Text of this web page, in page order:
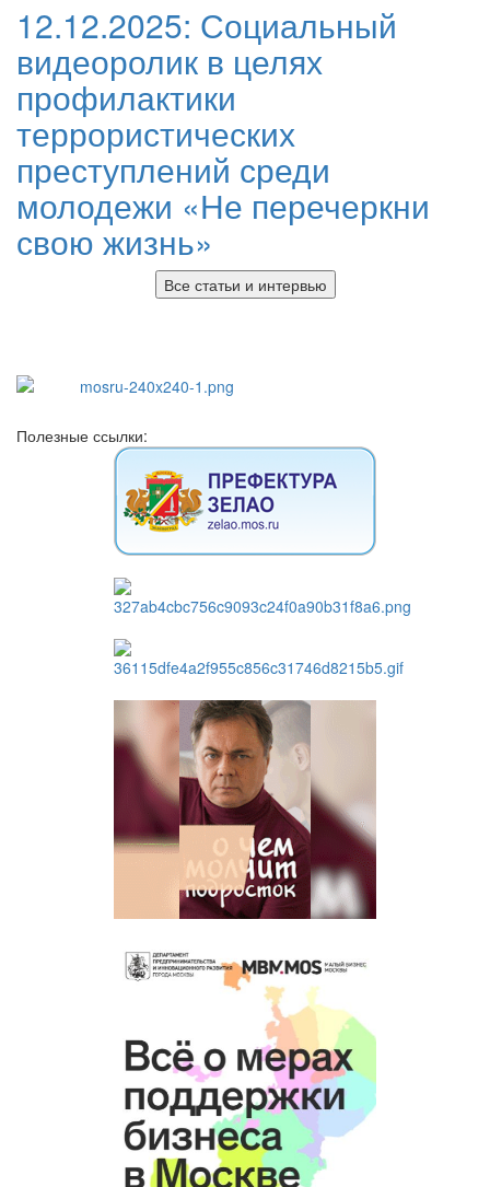
12.12.2025: Социальный
видеоролик в целях
профилактики
террористических
преступлений среди
молодежи «Не перечеркни
свою жизнь»
Все статьи и интервью
Полезные ссылки: